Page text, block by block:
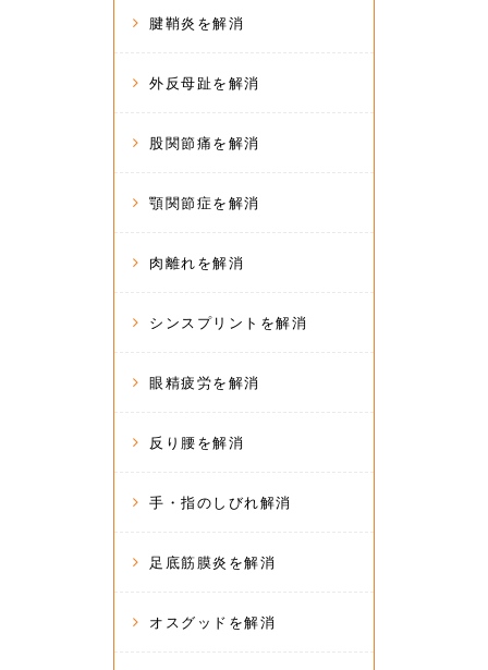
腱鞘炎を解消
外反母趾を解消
股関節痛を解消
顎関節症を解消
肉離れを解消
シンスプリントを解消
眼精疲労を解消
反り腰を解消
手・指のしびれ解消
足底筋膜炎を解消
オスグッドを解消